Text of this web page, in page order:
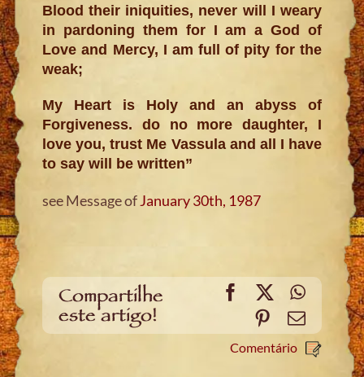
Blood their iniquities, never will I weary
in pardoning them for I am a God of
Love and Mercy, I am full of pity for the
weak;
My Heart is Holy and an abyss of
Forgiveness. do no more daughter, I
love you, trust Me Vassula and all I have
to say will be written”
see Message ofJanuary 30th, 1987
Compartilhe
este artigo!
Facebook
X
Pinterest
Email
Comentário